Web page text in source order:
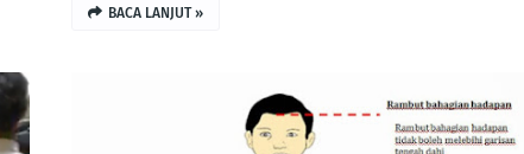
BACA LANJUT »